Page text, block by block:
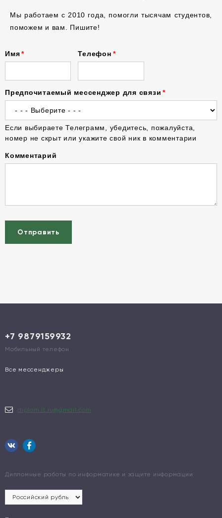
Мы работаем с 2010 года, помогли тысячам студентов,
поможем и вам. Пишите!
Имя Телефон
Предпочитаемый мессенджер для связи
Если выбираете Телеграмм, убедитесь, пожалуйста,
номер не скрыт или укажите свой ник в комментарии
Комментарий
Отправить
+7 9879159932
Мобильный телефон
Все мессенджеры
diplom.it.ru@gmail.com
Дипломные работы по информатике и защите информации